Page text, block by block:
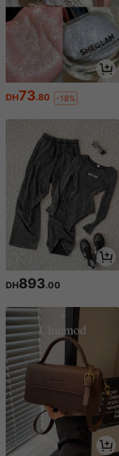
DH73.80 -18%
DH893.00